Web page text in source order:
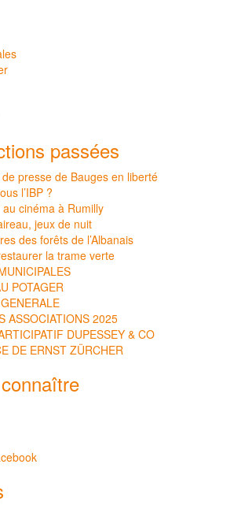
passées
presse de Bauges en liberté
l’IBP ?
cinéma à Rumilly
jeux de nuit
des forêts de l’Albanais
la trame verte
POTAGER
ASSOCIATIONS 2025
DUPESSEY & CO
DE ERNST ZÜRCHER